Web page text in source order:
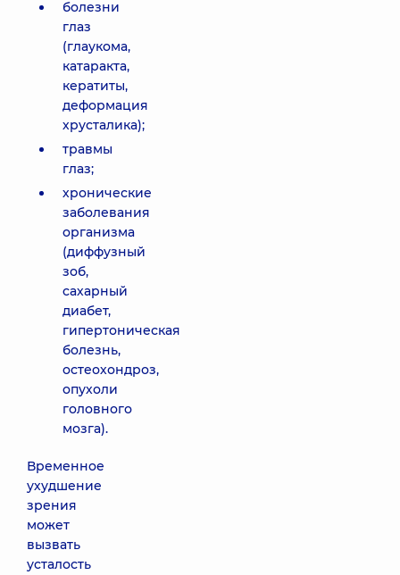
болезни
глаз
(глаукома,
катаракта,
кератиты,
деформация
хрусталика);
травмы
глаз;
хронические
заболевания
организма
(диффузный
зоб,
сахарный
диабет,
гипертоническая
болезнь,
остеохондроз,
опухоли
головного
мозга).
Временное
ухудшение
зрения
может
вызвать
усталость